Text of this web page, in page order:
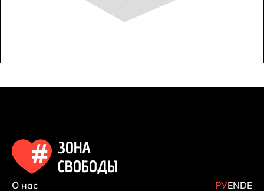
ЗОНА
СВОБОДЫ
О нас РУENDE